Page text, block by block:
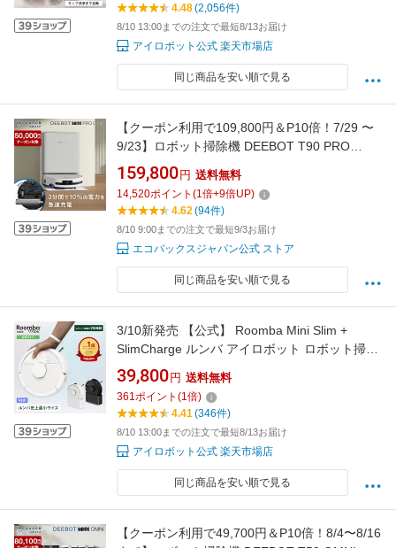
カー保証 延長保証 送料無料
4.48(2,056件)
8/10 13:00までの注文で最短8/13お届け
アイロボット公式 楽天市場店
同じ商品を安い順で見る
【クーポン利用で109,800円＆P10倍！7/29 〜
9/23】ロボット掃除機 DEEBOT T90 PRO
OMNI エコバックス 公式 ECOVACS お掃除ロ
ボット 掃除機 自動掃除機 掃除ロボット 高性能
マッピング機能 自動ゴミ収集 水拭き お掃除 メ
ーカー保証最大24ヶ月
159,800 円 送料無料
14,520ポイント (1倍+9倍UP)
4.62(94件)
8/10 9:00までの注文で最短9/3お届け
エコバックスジャパン公式 ストア
同じ商品を安い順で見る
3/10新発売 【公式】 Roomba Mini Slim +
SlimCharge ルンバ アイロボット ロボット掃除
機 ルンバミニ お掃除ロボット 床拭き 拭き掃除
マッピング 小型 薄型 irobot roomba 日本 国内
正規品 メーカー保証 延長保証 送料無料
39,800 円 送料無料
361ポイント (1倍)
4.41(346件)
8/10 13:00までの注文で最短8/13お届け
アイロボット公式 楽天市場店
同じ商品を安い順で見る
【クーポン利用で49,700円＆P10倍！8/4〜8/16